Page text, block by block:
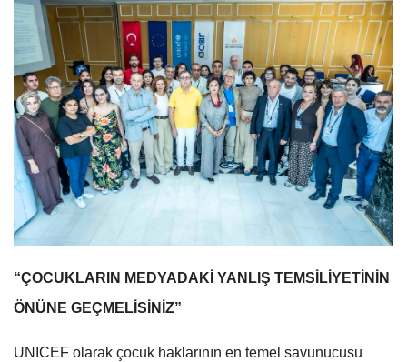
“ÇOCUKLARIN MEDYADAKİ YANLIŞ TEMSİLİYETİNİN
ÖNÜNE GEÇMELİSİNİZ”
UNICEF olarak çocuk haklarının en temel savunucusu